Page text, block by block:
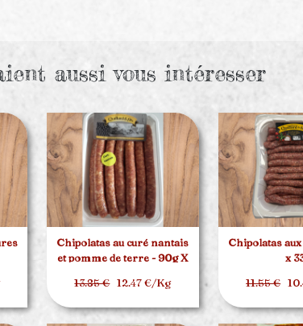
aussi vous intéresser
Chipolatas au curé nantais
et pomme de terre - 90g X
13.85 €12.47 €/Kg
Chipolatas
x
11.55 €